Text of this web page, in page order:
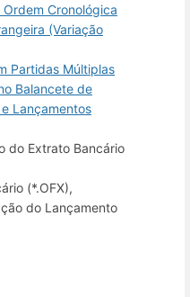
Cronológica
(Variação
Partidas Múltiplas
Balancete de
Lançamentos
do Extrato Bancário
(*.OFX),
do Lançamento